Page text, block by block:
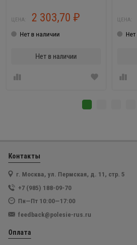
ЦЕНА: 2 303,70 ₽
Нет в наличии
Нет в наличии
ЦЕНА:
Контакты
г. Москва, ул. Пермская, д. 11, стр. 5
+7 (985) 188-09-70
Пн—Пт 10:00—17:00
feedback@polesie-rus.ru
Оплата